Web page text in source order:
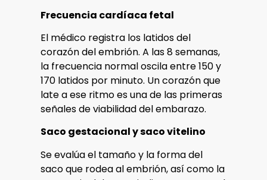
Frecuencia cardíaca fetal
El médico registra los latidos del
corazón del embrión. A las 8 semanas,
la frecuencia normal oscila entre 150 y
170 latidos por minuto. Un corazón que
late a ese ritmo es una de las primeras
señales de viabilidad del embarazo.
Saco gestacional y saco vitelino
Se evalúa el tamaño y la forma del
saco que rodea al embrión, así como la